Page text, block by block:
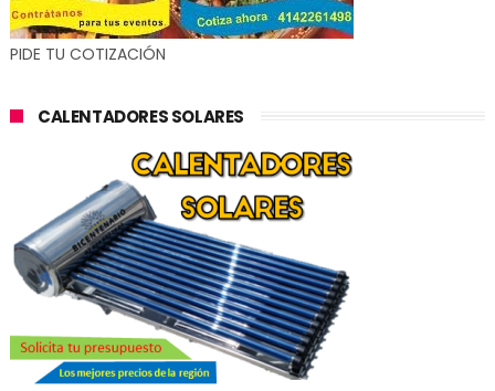
PIDE TU COTIZACIÓN
CALENTADORES SOLARES